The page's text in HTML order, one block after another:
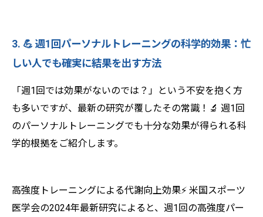
3. 💪 週1回パーソナルトレーニングの科学的効果：忙
しい人でも確実に結果を出す方法
「週1回では効果がないのでは？」という不安を抱く方
も多いですが、最新の研究が覆したその常識！🔬 週1回
のパーソナルトレーニングでも十分な効果が得られる科
学的根拠をご紹介します。
高強度トレーニングによる代謝向上効果⚡ 米国スポーツ
医学会の2024年最新研究によると、週1回の高強度パー